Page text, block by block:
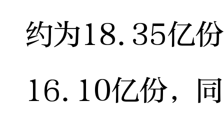
约为18.35亿
16.10亿份，